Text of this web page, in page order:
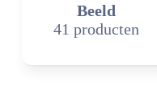
Beeld
41 producten